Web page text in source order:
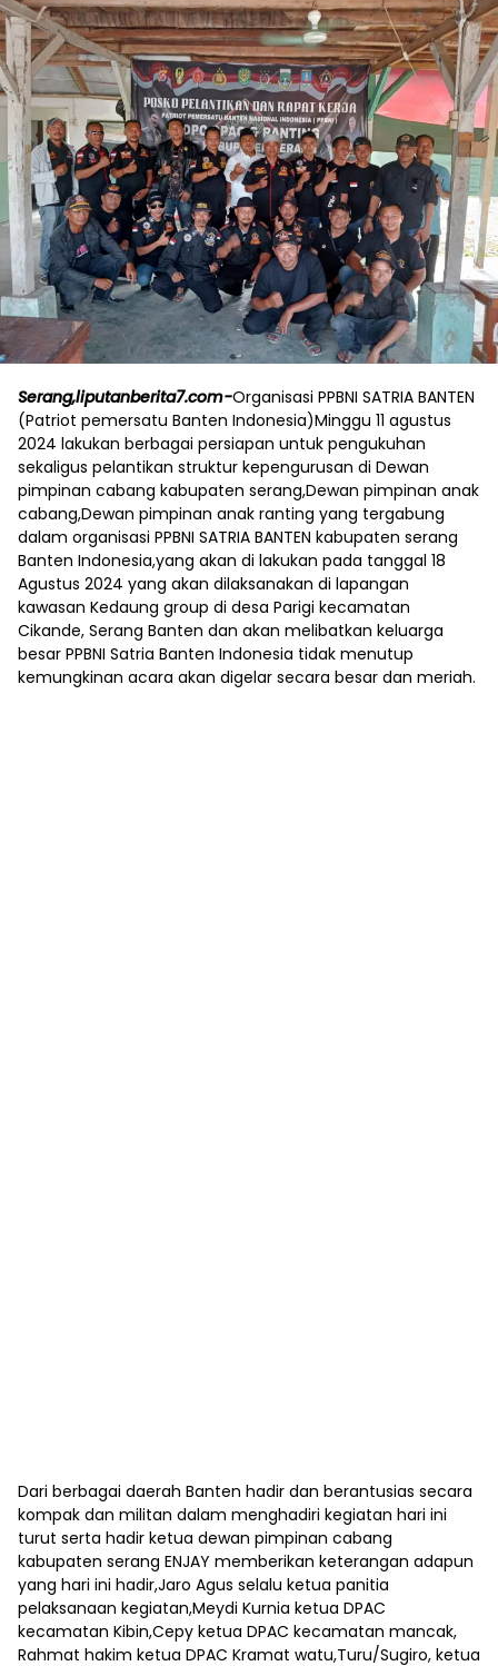
Serang,liputanberita7.com-Organisasi PPBNI SATRIA BANTEN
(Patriot pemersatu Banten Indonesia)Minggu 11 agustus
2024 lakukan berbagai persiapan untuk pengukuhan
sekaligus pelantikan struktur kepengurusan di Dewan
pimpinan cabang kabupaten serang,Dewan pimpinan anak
cabang,Dewan pimpinan anak ranting yang tergabung
dalam organisasi PPBNI SATRIA BANTEN kabupaten serang
Banten Indonesia,yang akan di lakukan pada tanggal 18
Agustus 2024 yang akan dilaksanakan di lapangan
kawasan Kedaung group di desa Parigi kecamatan
Cikande, Serang Banten dan akan melibatkan keluarga
besar PPBNI Satria Banten Indonesia tidak menutup
kemungkinan acara akan digelar secara besar dan meriah.
Dari berbagai daerah Banten hadir dan berantusias secara
kompak dan militan dalam menghadiri kegiatan hari ini
turut serta hadir ketua dewan pimpinan cabang
kabupaten serang ENJAY memberikan keterangan adapun
yang hari ini hadir,Jaro Agus selalu ketua panitia
pelaksanaan kegiatan,Meydi Kurnia ketua DPAC
kecamatan Kibin,Cepy ketua DPAC kecamatan mancak,
Rahmat hakim ketua DPAC Kramat watu,Turu/Sugiro, ketua